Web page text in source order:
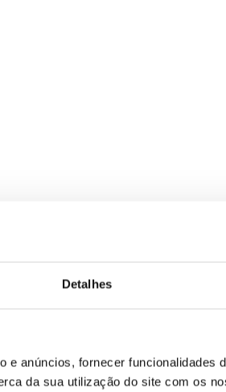
Detalhes
e anúncios, fornecer funcionalidades
da sua utilização do site com os